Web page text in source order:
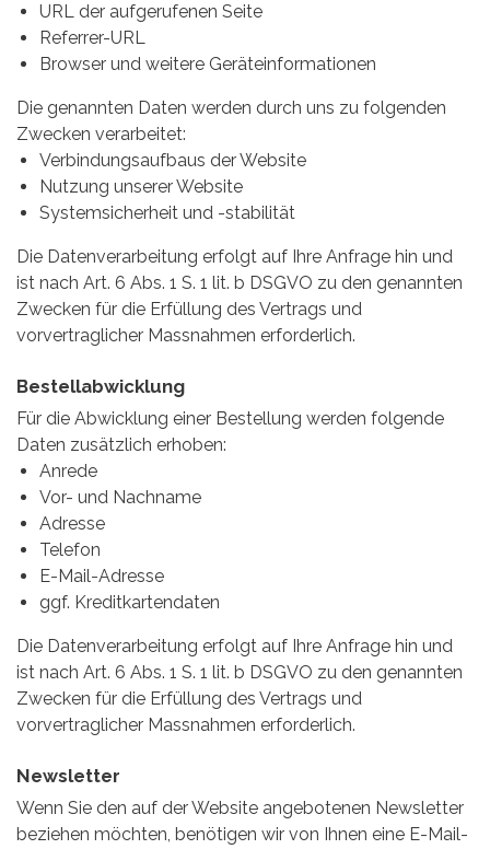
URL der aufgerufenen Seite
Referrer-URL
Browser und weitere Geräteinformationen
Die genannten Daten werden durch uns zu folgenden
Zwecken verarbeitet:
Verbindungsaufbaus der Website
Nutzung unserer Website
Systemsicherheit und -stabilität
Die Datenverarbeitung erfolgt auf Ihre Anfrage hin und
ist nach Art. 6 Abs. 1 S. 1 lit. b DSGVO zu den genannten
Zwecken für die Erfüllung des Vertrags und
vorvertraglicher Massnahmen erforderlich.
Bestellabwicklung
Für die Abwicklung einer Bestellung werden folgende
Daten zusätzlich erhoben:
Anrede
Vor- und Nachname
Adresse
Telefon
E-Mail-Adresse
ggf. Kreditkartendaten
Die Datenverarbeitung erfolgt auf Ihre Anfrage hin und
ist nach Art. 6 Abs. 1 S. 1 lit. b DSGVO zu den genannten
Zwecken für die Erfüllung des Vertrags und
vorvertraglicher Massnahmen erforderlich.
Newsletter
Wenn Sie den auf der Website angebotenen Newsletter
beziehen möchten, benötigen wir von Ihnen eine E-Mail-